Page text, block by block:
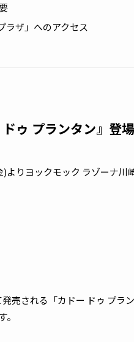
ラザ」へのアクセス
ゥ プランタン』登場
りヨックモック ラゾーナ川
売される「カドー ドゥ プラ